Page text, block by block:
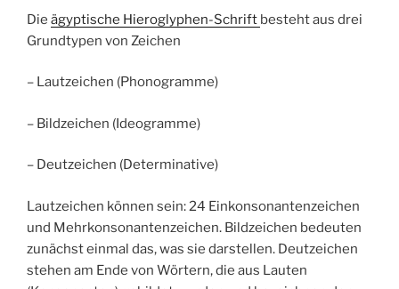
Die ägyptische Hieroglyphen-Schrift besteht aus drei
Grundtypen von Zeichen
– Lautzeichen (Phonogramme)
– Bildzeichen (Ideogramme)
– Deutzeichen (Determinative)
Lautzeichen können sein: 24 Einkonsonantenzeichen
und Mehrkonsonantenzeichen. Bildzeichen bedeuten
zunächst einmal das, was sie darstellen. Deutzeichen
stehen am Ende von Wörtern, die aus Lauten